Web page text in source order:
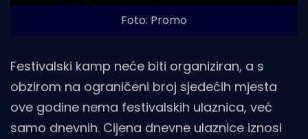
Foto: Promo
Festivalski kamp neće biti organiziran, a s
obzirom na ograničeni broj sjedećih mjesta
ove godine nema festivalskih ulaznica, već
samo dnevnih. Cijena dnevne ulaznice iznosi